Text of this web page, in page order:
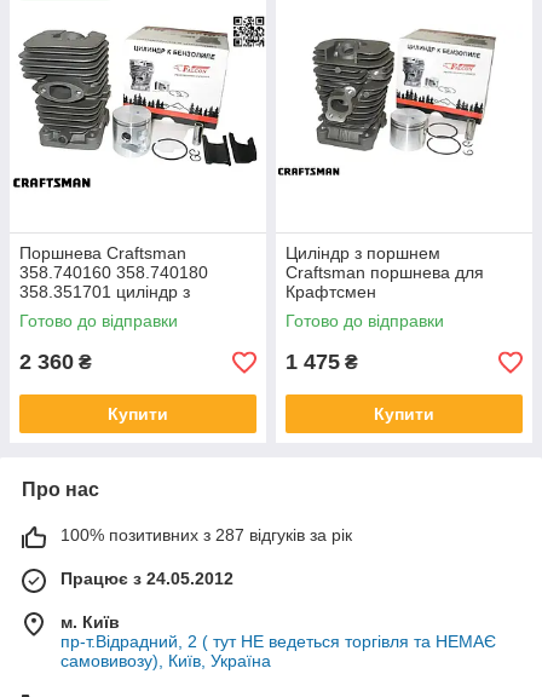
Поршнева Craftsman
358.740160 358.740180
358.351701 циліндр з
поршнем на бензопилу
Крафтсман 358350980S ЦПГ
Готово до відправки
2 360 ₴
Купити
Циліндр з поршнем
Craftsman поршнева для
Крафтсмен
Готово до відправки
1 475 ₴
Купити
Про нас
100% позитивних з 287 відгуків за рік
Працює з 24.05.2012
м. Київ
пр-т.Відрадний, 2 ( тут НЕ ведеться торгівля та НЕМАЄ
самовивозу), Київ, Україна